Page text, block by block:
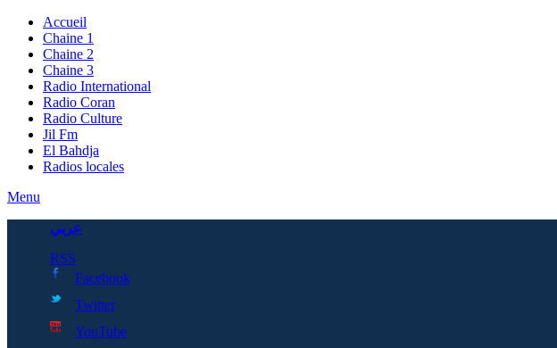
Accueil
Chaine 1
Chaine 2
Chaine 3
Radio International
Radio Coran
Radio Culture
Jil Fm
El Bahdja
Radios locales
Menu
عربي
RSS
Facebook
Twitter
YouTube